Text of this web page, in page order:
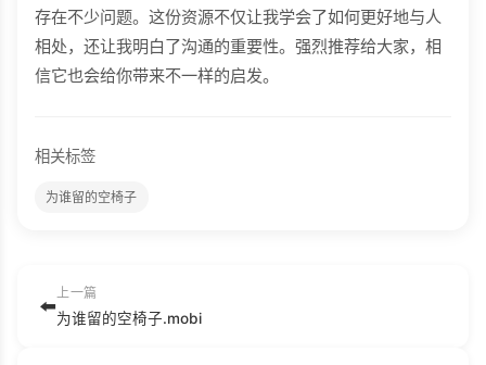
存在不少问题。这份资源不仅让我学会了如何更好地与人
相处，还让我明白了沟通的重要性。强烈推荐给大家，相
信它也会给你带来不一样的启发。
相关标签
为谁留的空椅子
⬅️
上一篇
为谁留的空椅子.mobi